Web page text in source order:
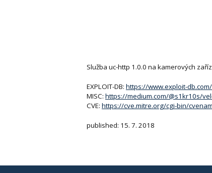
Služba uc-http 1.0.0 na kamerových
EXPLOIT-DB: https://www.exploit-
MISC: https://medium.com/@s1kr10s/
CVE: https://cve.mitre.org/cgi-bin/
published: 15. 7. 2018